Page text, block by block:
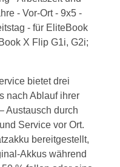
- Vor-Ort - 9x5 -
- für EliteBook
X Flip G1i, G2i;
bietet drei
nach Ablauf ihrer
Austausch durch
Service vor Ort.
bereitgestellt,
Akkus während